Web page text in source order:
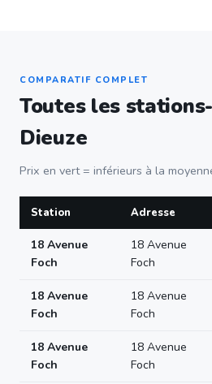
COMPARATIF COMPLET
Toutes les
Dieuze
Prix en vert = inférieurs à la
Station Adresse
18 Avenue
Foch
18 Avenue
Foch
18 Avenue
Foch
18 Avenue
Foch
18 Avenue
Foch
18 Avenue
Foch